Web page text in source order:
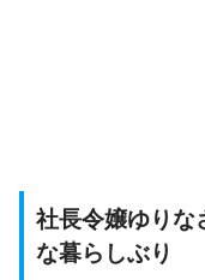
社長令嬢ゆりな
な暮らしぶり